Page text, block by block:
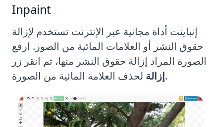
Inpaint
إنباينت أداة مجانية عبر الإنترنت تستخدم لإزالة
حقوق النشر أو العلامات المائية من الصور. ارفع
الصورة المراد إزالة حقوق النشر منها، ثم انقر زر
إزالةلحذف العلامة المائية من الصورة.